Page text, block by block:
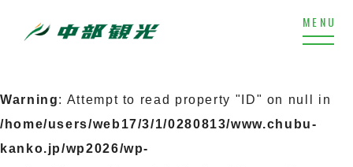
Warning: Attempt to read property "ID" on null in
/home/users/web17/3/1/0280813/www.chubu-
kanko.jp/wp2026/wp-